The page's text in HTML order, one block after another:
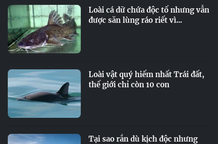
Loài cá dữ chứa độc tố nhưng vẫn
được săn lùng ráo riết vì...
Loài vật quý hiếm nhất Trái đất,
thế giới chỉ còn 10 con
Tại sao rắn dù kịch độc nhưng